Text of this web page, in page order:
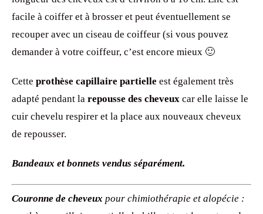
facile à coiffer et à brosser et peut éventuellement se
recouper avec un ciseau de coiffeur (si vous pouvez
demander à votre coiffeur, c’est encore mieux 🙂
Cette prothèse capillaire partielle est également très
adapté pendant la repousse des cheveux car elle laisse le
cuir chevelu respirer et la place aux nouveaux cheveux
de repousser.
Bandeaux et bonnets vendus séparément.
Couronne de cheveux pour chimiothérapie et alopécie :